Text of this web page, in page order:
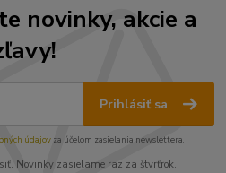
novinky, akcie a
Prihlásiť sa
údajov za účelom zasielania newslettera.
Novinky zasielame raz za štvrťrok.